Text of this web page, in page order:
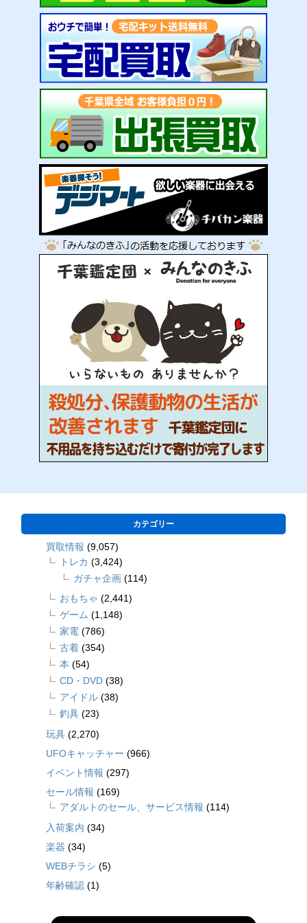
カテゴリー
買取情報 (9,057)
トレカ (3,424)
ガチャ企画 (114)
おもちゃ (2,441)
ゲーム (1,148)
家電 (786)
古着 (354)
本 (54)
CD・DVD (38)
アイドル (38)
釣具 (23)
玩具 (2,270)
UFOキャッチャー (966)
イベント情報 (297)
セール情報 (169)
アダルトのセール、サービス情報 (114)
入荷案内 (34)
楽器 (34)
WEBチラシ (5)
年齢確認 (1)